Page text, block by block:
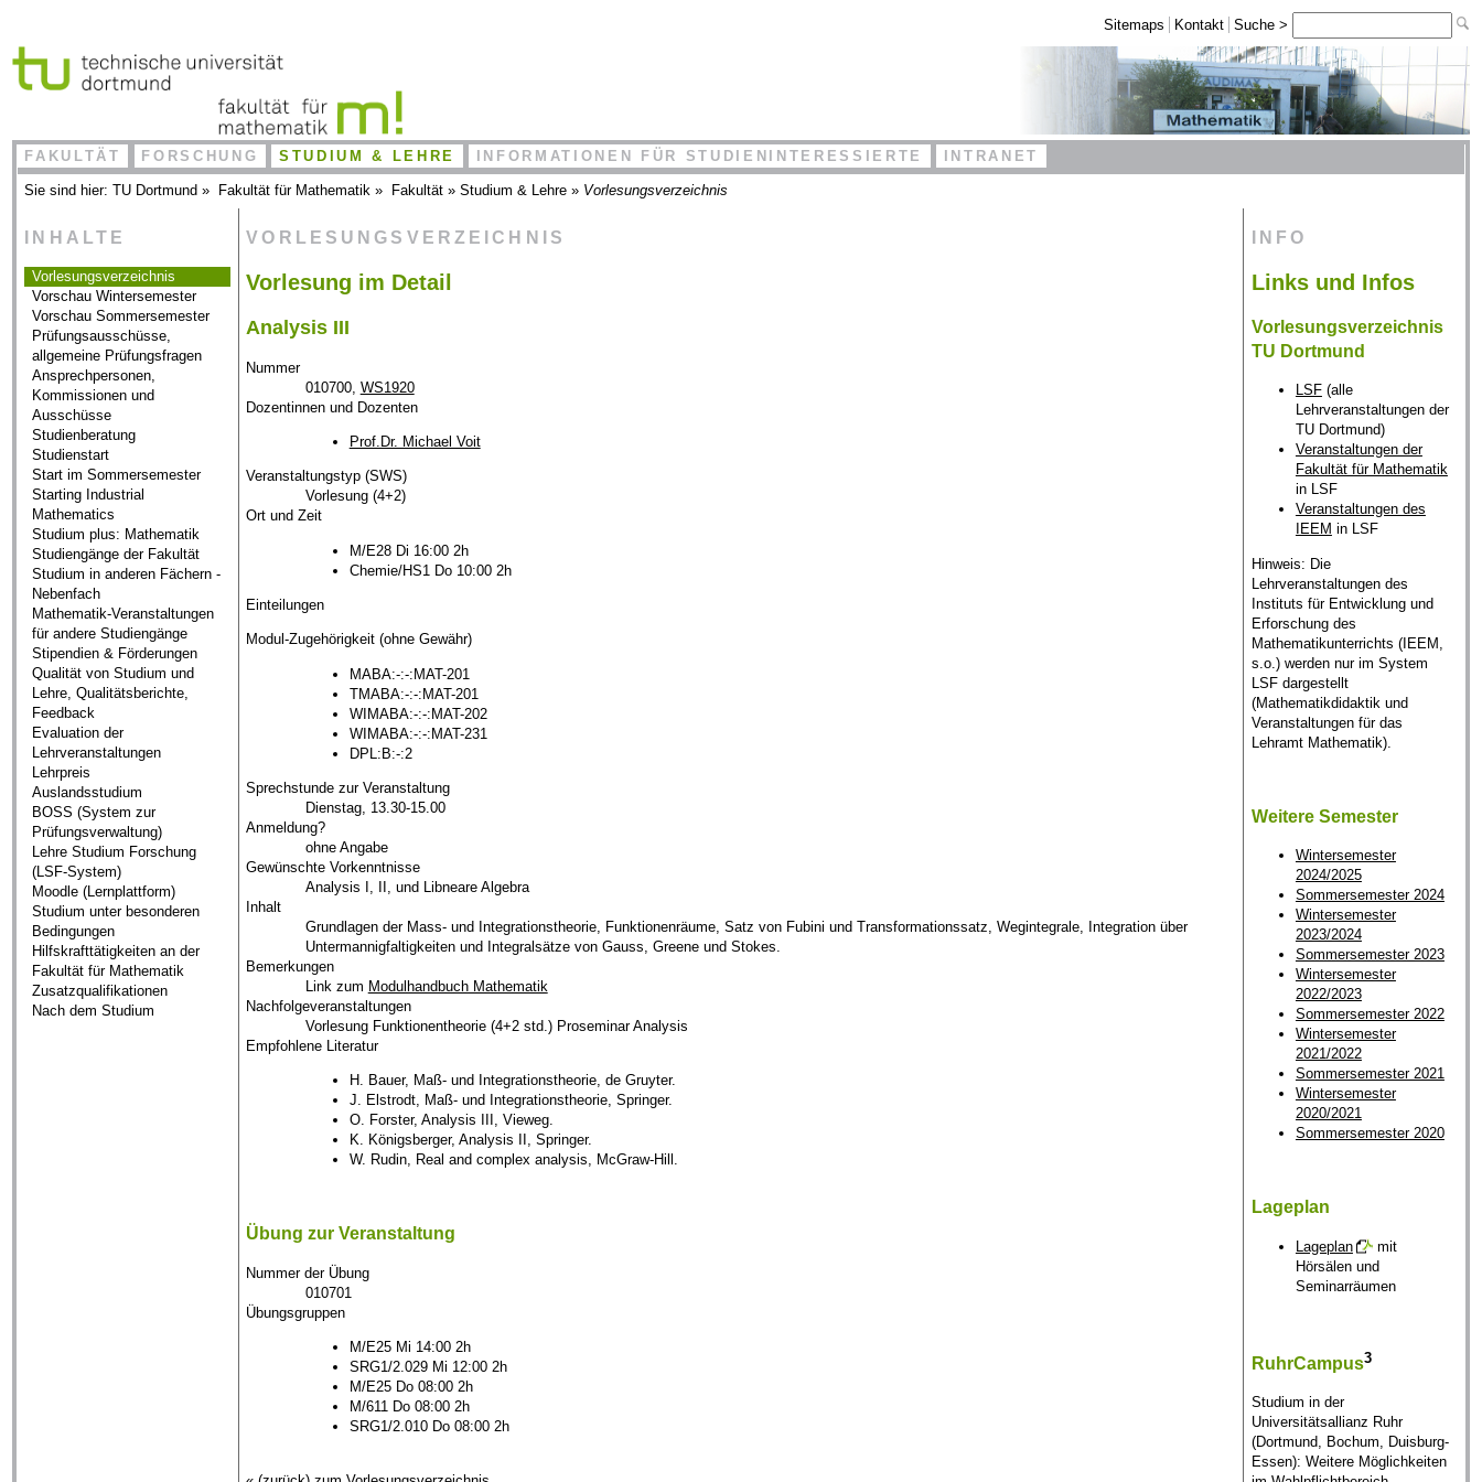
Sitemaps Kontakt Suche >
FAKULTÄT FORSCHUNG STUDIUM & LEHRE INFORMATIONEN FÜR STUDIENINTERESSIERTE INTRANET
Sie sind hier:TU Dortmund » Fakultät für Mathematik » Fakultät »Studium & Lehre » Vorlesungsverzeichnis
INHALTE
Vorlesungsverzeichnis
Vorschau Wintersemester
Vorschau Sommersemester
Prüfungsausschüsse,
allgemeine Prüfungsfragen
Ansprechpersonen,
Kommissionen und
Ausschüsse
Studienberatung
Studienstart
Start im Sommersemester
Starting Industrial
Mathematics
Studium plus: Mathematik
Studiengänge der Fakultät
Studium in anderen Fächern -
Nebenfach
Mathematik-Veranstaltungen
für andere Studiengänge
Stipendien & Förderungen
Qualität von Studium und
Lehre, Qualitätsberichte,
Feedback
Evaluation der
Lehrveranstaltungen
Lehrpreis
Auslandsstudium
BOSS (System zur
Prüfungsverwaltung)
Lehre Studium Forschung
(LSF-System)
Moodle (Lernplattform)
Studium unter besonderen
Bedingungen
Hilfskrafttätigkeiten an der
Fakultät für Mathematik
Zusatzqualifikationen
Nach dem Studium
VORLESUNGSVERZEICHNIS
Vorlesung im Detail
Analysis III
Nummer
010700, WS1920
Dozentinnen und Dozenten
Prof.Dr. Michael Voit
Veranstaltungstyp (SWS)
Vorlesung (4+2)
Ort und Zeit
M/E28 Di 16:00 2h
Chemie/HS1 Do 10:00 2h
Einteilungen
Modul-Zugehörigkeit (ohne Gewähr)
MABA:-:-:MAT-201
TMABA:-:-:MAT-201
WIMABA:-:-:MAT-202
WIMABA:-:-:MAT-231
DPL:B:-:2
Sprechstunde zur Veranstaltung
Dienstag, 13.30-15.00
Anmeldung?
ohne Angabe
Gewünschte Vorkenntnisse
Analysis I, II, und Libneare Algebra
Inhalt
Grundlagen der Mass- und Integrationstheorie, Funktionenräume, Satz von Fubini und Transformationssatz, Wegintegrale, Integration über
Untermannigfaltigkeiten und Integralsätze von Gauss, Greene und Stokes.
Bemerkungen
Link zum Modulhandbuch Mathematik
Nachfolgeveranstaltungen
Vorlesung Funktionentheorie (4+2 std.) Proseminar Analysis
Empfohlene Literatur
H. Bauer, Maß- und Integrationstheorie, de Gruyter.
J. Elstrodt, Maß- und Integrationstheorie, Springer.
O. Forster, Analysis III, Vieweg.
K. Königsberger, Analysis II, Springer.
W. Rudin, Real and complex analysis, McGraw-Hill.
Übung zur Veranstaltung
Nummer der Übung
010701
Übungsgruppen
M/E25 Mi 14:00 2h
SRG1/2.029 Mi 12:00 2h
M/E25 Do 08:00 2h
M/611 Do 08:00 2h
SRG1/2.010 Do 08:00 2h
INFO
Links und Infos
Vorlesungsverzeichnis
TU Dortmund
LSF(alle
Lehrveranstaltungen der
TU Dortmund)
Veranstaltungen der
Fakultät für Mathematik
in LSF
Veranstaltungen des
IEEM in LSF
Hinweis: Die
Lehrveranstaltungen des
Instituts für Entwicklung und
Erforschung des
Mathematikunterrichts (IEEM,
s.o.) werden nur im System
LSF dargestellt
(Mathematikdidaktik und
Veranstaltungen für das
Lehramt Mathematik).
Weitere Semester
Wintersemester
2024/2025
Sommersemester 2024
Wintersemester
2023/2024
Sommersemester 2023
Wintersemester
2022/2023
Sommersemester 2022
Wintersemester
2021/2022
Sommersemester 2021
Wintersemester
2020/2021
Sommersemester 2020
Lageplan
Lageplan
mit
Hörsälen und
Seminarräumen
RuhrCampus3
Studium in der
Universitätsallianz Ruhr
(Dortmund, Bochum, Duisburg-
Essen): Weitere Möglichkeiten